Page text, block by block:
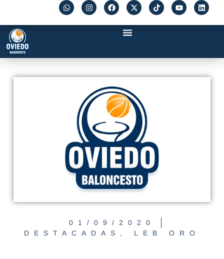
01/09/2020
DESTACADAS , LEB ORO